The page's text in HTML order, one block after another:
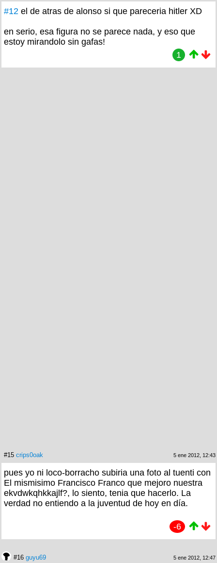
#12 el de atras de alonso si que pareceria hitler XD
en serio, esa figura no se parece nada, y eso que
estoy mirandolo sin gafas!
1
#15 crips0oak 5 ene 2012, 12:43
pues yo ni loco-borracho subiria una foto al tuenti con
El mismisimo Francisco Franco que mejoro nuestra
ekvdwkqhkkajlf?, lo siento, tenia que hacerlo. La
verdad no entiendo a la juventud de hoy en día.
-6
#16 guyu69 5 ene 2012, 12:47